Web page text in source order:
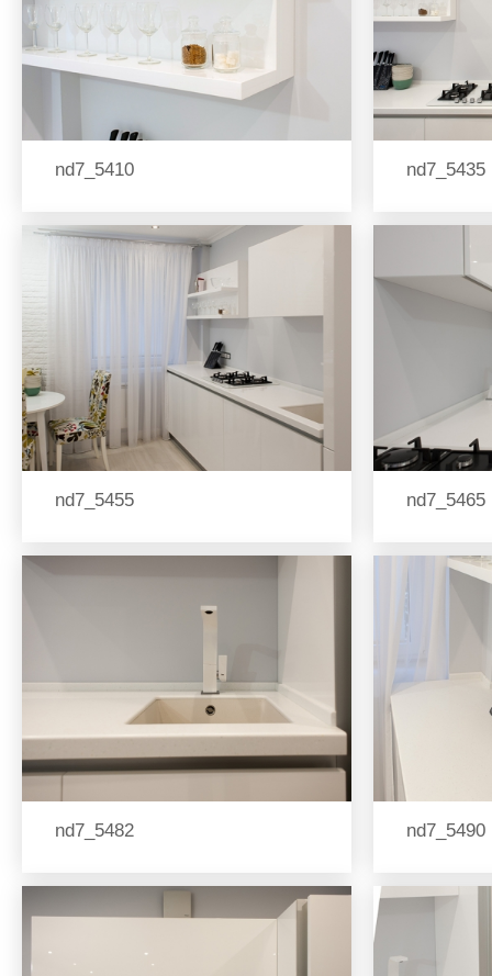
nd7_5410 nd7_5435
nd7_5455 nd7_5465
nd7_5482 nd7_5490